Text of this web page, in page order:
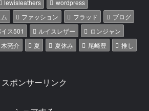
lewisleathers
wordpress
ファッション フラッド
ブログ
ス501 ルイスレザー
ロンジャン
亮介 夏 夏休み 尾崎豊
推し
スポンサーリンク